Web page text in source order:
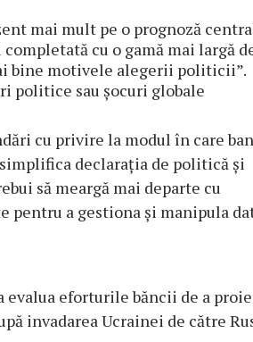
mai mult pe o prognoză
cu o gamă mai largă
bine motivele alegerii politicii”.
politice sau șocuri globale
cu privire la modul în care
declarația de politică și
să meargă mai departe cu
pentru a gestiona şi manipula
evalua eforturile băncii de a
invadarea Ucrainei de către